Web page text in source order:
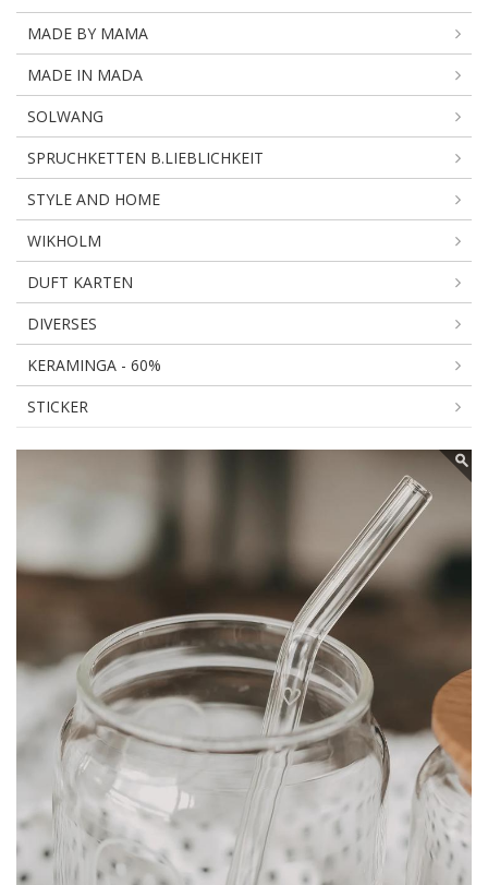
MADE BY MAMA
MADE IN MADA
SOLWANG
SPRUCHKETTEN B.LIEBLICHKEIT
STYLE AND HOME
WIKHOLM
DUFT KARTEN
DIVERSES
KERAMINGA - 60%
STICKER